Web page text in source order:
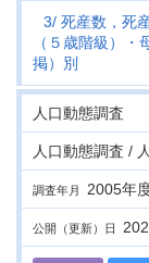
3 死産数，死
（５歳階級）
掲）別
人口動態調査
人口動態調査 /
調査年月 2005年
公開（更新）日